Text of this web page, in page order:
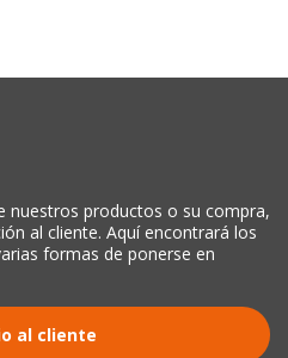
nuestros productos o su compra,
al cliente. Aquí encontrará los
formas de ponerse en
al cliente